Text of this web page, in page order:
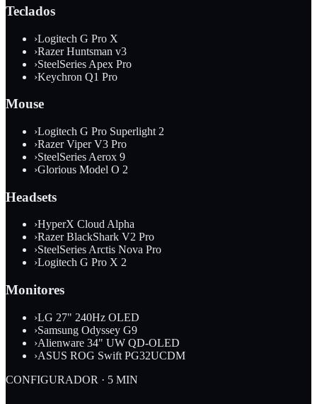
Teclados
›Logitech G Pro X
›Razer Huntsman v3
›SteelSeries Apex Pro
›Keychron Q1 Pro
Mouse
›Logitech G Pro Superlight 2
›Razer Viper V3 Pro
›SteelSeries Aerox 9
›Glorious Model O 2
Headsets
›HyperX Cloud Alpha
›Razer BlackShark V2 Pro
›SteelSeries Arctis Nova Pro
›Logitech G Pro X 2
Monitores
›LG 27" 240Hz OLED
›Samsung Odyssey G9
›Alienware 34" UW QD-OLED
›ASUS ROG Swift PG32UCDM
CONFIGURADOR · 5 MIN